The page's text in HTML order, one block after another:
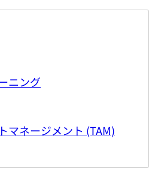
ニング
マネージメント (TAM)